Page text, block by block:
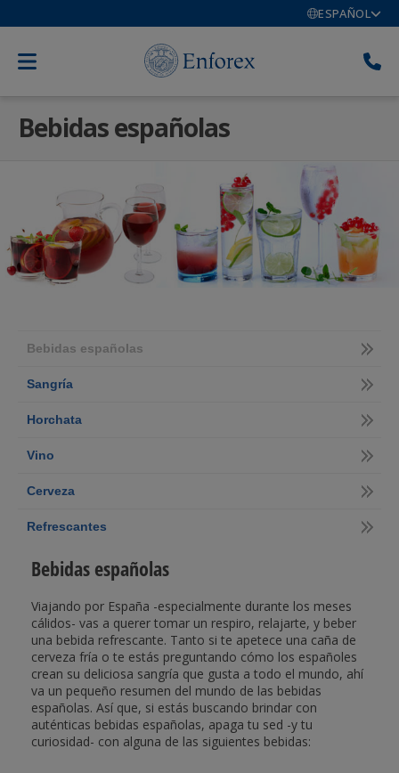
ESPAÑOL
Bebidas españolas
Bebidas españolas
Sangría
Horchata
Vino
Cerveza
Refrescantes
Bebidas españolas
Viajando por España -especialmente durante los meses
cálidos- vas a querer tomar un respiro, relajarte, y beber
una bebida refrescante. Tanto si te apetece una caña de
cerveza fría o te estás preguntando cómo los españoles
crean su deliciosa sangría que gusta a todo el mundo, ahí
va un pequeño resumen del mundo de las bebidas
españolas. Así que, si estás buscando brindar con
auténticas bebidas españolas, apaga tu sed -y tu
curiosidad- con alguna de las siguientes bebidas: